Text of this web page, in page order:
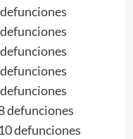
defunciones
defunciones